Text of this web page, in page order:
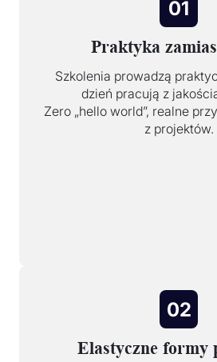
01
Praktyka
Szkolenia prowadzą
dzień pracują z
Zero „hello world”, realne
z projektów.
02
Elastyczne formy